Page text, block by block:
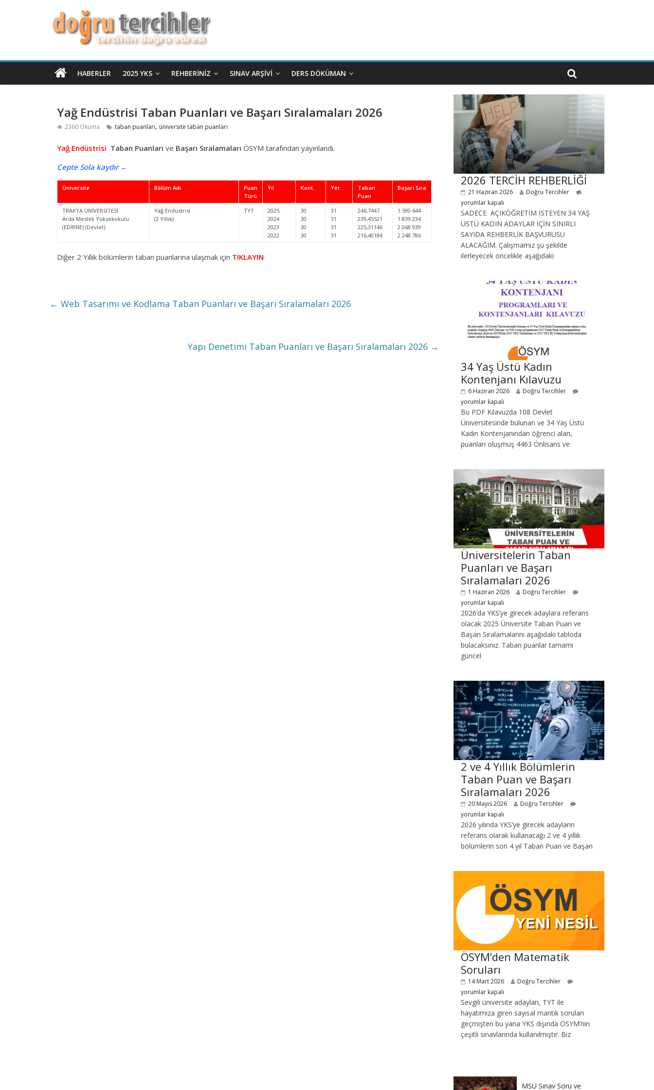
HABERLER 2025 YKS REHBERINIZ SINAV ARŞIVI DERS DÖKÜMAN
Yağ Endüstrisi Taban Puanları ve Başarı Sıralamaları 2026
2360 Okuma taban puanları, üniversite taban puanları
Yağ Endüstrisi Taban Puanları ve Başarı Sıralamaları ÖSYM tarafından yayınlandı.
Cepte Sola kaydır ←
Üniversite Bölüm Adı
Puan
Türü
Yıl Kont. Yer.
Taban
Puan
Başarı Sıra
TRAKYA ÜNİVERSİTESİ
Arda Meslek Yüksekokulu
(EDİRNE) (Devlet)
Yağ Endüstrisi
(2 Yıllık)
TYT
2025
2024
2023
2022
30
30
30
30
31
31
31
31
246,7447
239,45521
225,31146
216,40184
1.590.644
1.839.234
2.068.939
2.248.786
Diğer 2 Yıllık bölümlerin taban puanlarına ulaşmak için TIKLAYIN
← Web Tasarımı ve Kodlama Taban Puanları ve Başarı Sıralamaları 2026
Yapı Denetimi Taban Puanları ve Başarı Sıralamaları 2026 →
2026 TERCİH REHBERLİĞİ
21 Haziran 2026
Doğru Tercihler
yorumlar kapalı
SADECE AÇIKÖĞRETİM İSTEYEN 34 YAŞ
ÜSTÜ KADIN ADAYLAR İÇİN SINIRLI
SAYIDA REHBERLİK BAŞVURUSU
ALACAĞIM. Çalışmamız şu şekilde
ilerleyecek öncelikle aşağıdaki
34 Yaş Üstü Kadın
Kontenjanı Kılavuzu
6 Haziran 2026
Doğru Tercihler
yorumlar kapalı
Bu PDF Kılavuzda 108 Devlet
Üniversitesinde bulunan ve 34 Yaş Üstü
Kadın Kontenjanından öğrenci alan,
puanları oluşmuş 4463 Önlisans ve
Üniversitelerin Taban
Puanları ve Başarı
Sıralamaları 2026
1 Haziran 2026
Doğru Tercihler
yorumlar kapalı
2026’da YKS’ye girecek adaylara referans
olacak 2025 Üniversite Taban Puan ve
Başarı Sıralamalarını aşağıdaki tabloda
bulacaksınız. Taban puanlar tamamı
güncel
2 ve 4 Yıllık Bölümlerin
Taban Puan ve Başarı
Sıralamaları 2026
20 Mayıs 2026
Doğru Tercihler
yorumlar kapalı
2026 yılında YKS’ye girecek adayların
referans olarak kullanacağı 2 ve 4 yıllık
bölümlerin son 4 yıl Taban Puan ve Başarı
ÖSYM’den Matematik
Soruları
14 Mart 2026
Doğru Tercihler
yorumlar kapalı
Sevgili üniversite adayları, TYT ile
hayatımıza giren sayısal mantık soruları
geçmişten bu yana YKS dışında ÖSYM’nin
çeşitli sınavlarında kullanılmıştır. Biz
MSÜ Sınav Soru ve